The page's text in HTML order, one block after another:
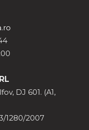
DJ 601. (A1,
1280/2007